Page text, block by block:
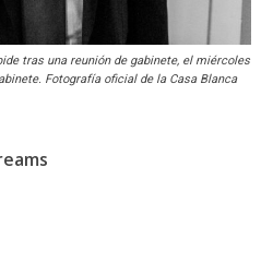
tras una reunión de gabinete, el miércoles
Fotografía oficial de la Casa Blanca